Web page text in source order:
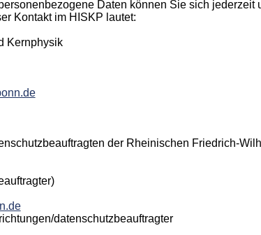
Daten können Sie sich jederzeit
Kontakt im HISKP lautet:
Kernphysik
der Rheinischen Friedrich-
datenschutzbeauftragter